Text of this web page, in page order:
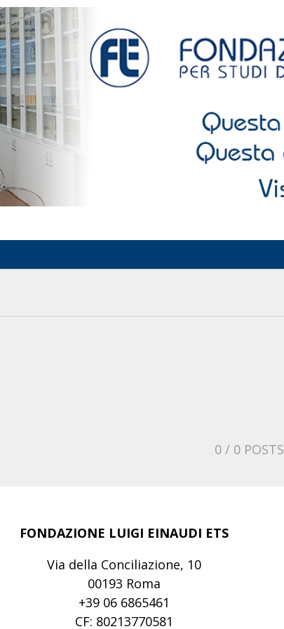
0 / 0 POSTS
FONDAZIONE LUIGI EINAUDI ETS
Via della Conciliazione, 10
00193 Roma
+39 06 6865461
CF: 80213770581